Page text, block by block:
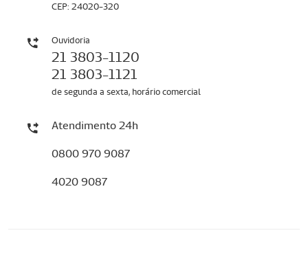
CEP: 24020-320
Ouvidoria
21 3803-1120
21 3803-1121
de segunda a sexta, horário comercial
Atendimento 24h
0800 970 9087
4020 9087